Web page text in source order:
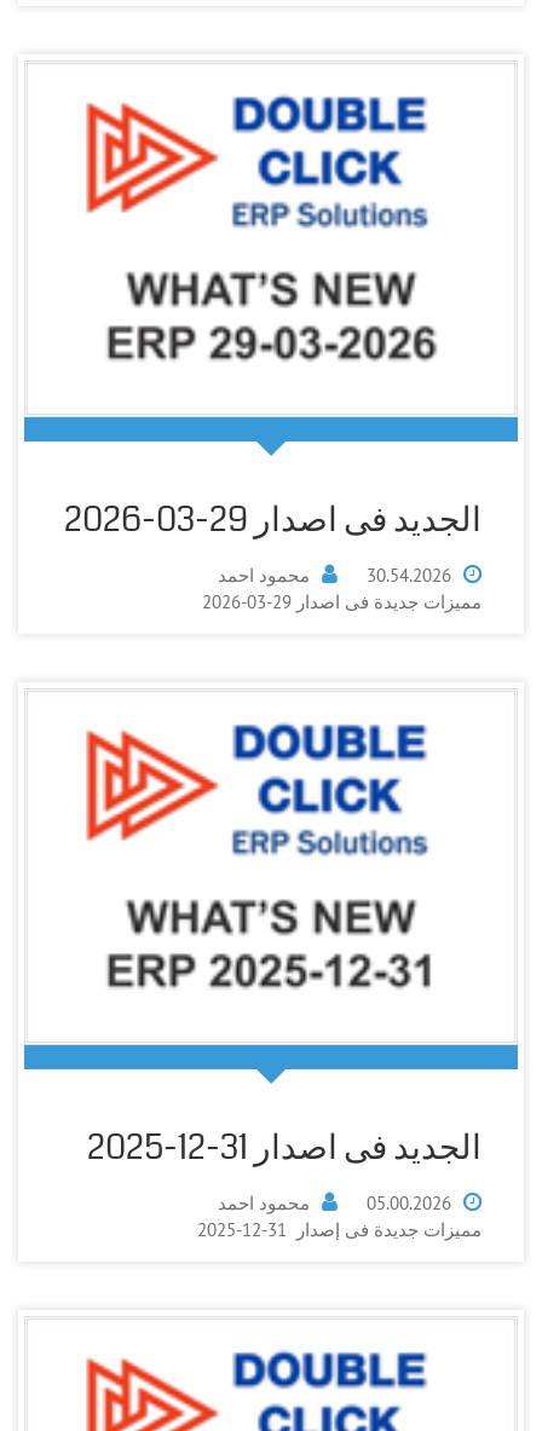
الجديد فى اصدار 29-03-2026
30.54.2026
محمود احمد
مميزات جديدة فى اصدار 29-03-2026
الجديد فى اصدار 31-12-2025
05.00.2026
محمود احمد
مميزات جديدة فى إصدار 31-12-2025